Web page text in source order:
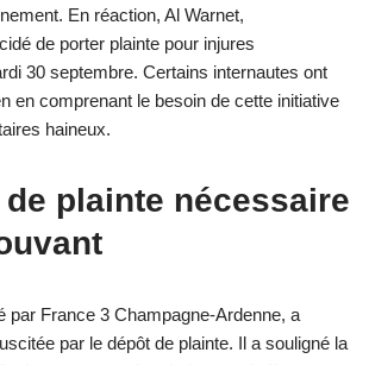
En réaction, Al Warnet,
de porter plainte pour injures
30 septembre. Certains internautes ont
en comprenant le besoin de cette initiative
haineux.
de plainte nécessaire
par France 3 Champagne-Ardenne, a
par le dépôt de plainte. Il a souligné la